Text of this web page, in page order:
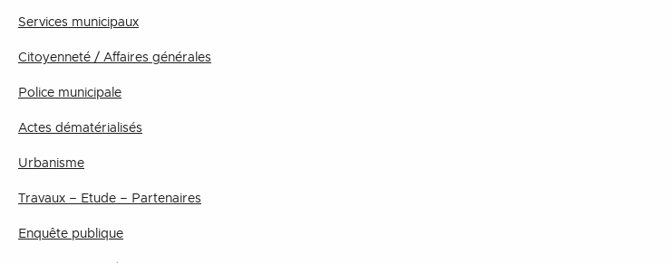
Services municipaux
Citoyenneté / Affaires générales
Police municipale
Actes dématérialisés
Urbanisme
Travaux – Etude – Partenaires
Enquête publique